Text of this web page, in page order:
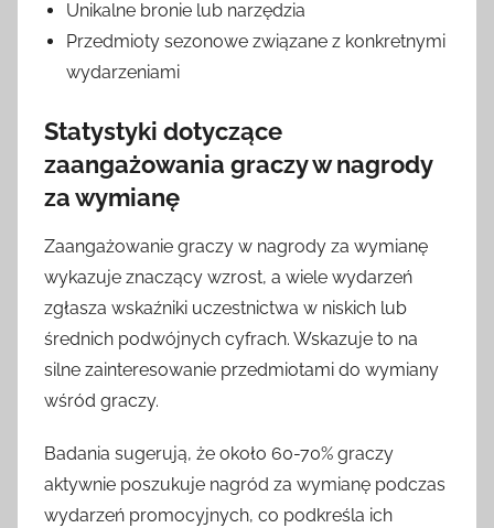
Unikalne bronie lub narzędzia
Przedmioty sezonowe związane z konkretnymi
wydarzeniami
Statystyki dotyczące
zaangażowania graczy w nagrody
za wymianę
Zaangażowanie graczy w nagrody za wymianę
wykazuje znaczący wzrost, a wiele wydarzeń
zgłasza wskaźniki uczestnictwa w niskich lub
średnich podwójnych cyfrach. Wskazuje to na
silne zainteresowanie przedmiotami do wymiany
wśród graczy.
Badania sugerują, że około 60-70% graczy
aktywnie poszukuje nagród za wymianę podczas
wydarzeń promocyjnych, co podkreśla ich